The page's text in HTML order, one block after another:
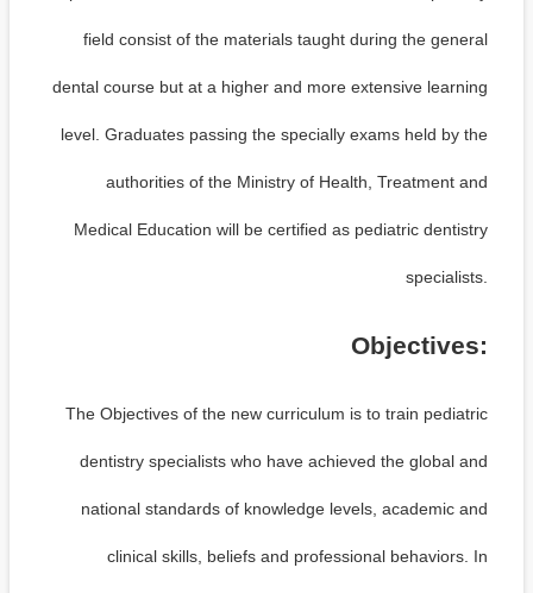
field consist of the materials taught during the general
dental course but at a higher and more extensive learning
level. Graduates passing the specially exams held by the
authorities of the Ministry of Health, Treatment and
Medical Education will be certified as pediatric dentistry
specialists.
Objectives:
The Objectives of the new curriculum is to train pediatric
dentistry specialists who have achieved the global and
national standards of knowledge levels, academic and
clinical skills, beliefs and professional behaviors. In